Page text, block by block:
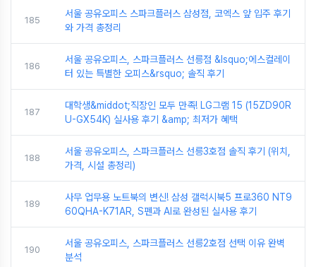
185
서울 공유오피스 스파크플러스 삼성점, 코엑스 앞 입주 후기
와 가격 총정리
186
서울 공유오피스, 스파크플러스 선릉점 &lsquo;에스컬레이
터 있는 특별한 오피스&rsquo; 솔직 후기
187
대학생&middot;직장인 모두 만족! LG그램 15 (15ZD90R
U-GX54K) 실사용 후기 &amp; 최저가 혜택
188
서울 공유오피스, 스파크플러스 선릉3호점 솔직 후기 (위치,
가격, 시설 총정리)
189
사무 업무용 노트북의 변신! 삼성 갤럭시북5 프로360 NT9
60QHA-K71AR, S펜과 AI로 완성된 실사용 후기
190
서울 공유오피스, 스파크플러스 선릉2호점 선택 이유 완벽
분석